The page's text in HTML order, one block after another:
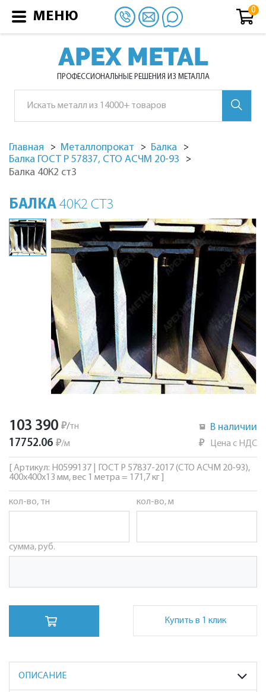
APEX METAL
ПРОФЕССИОНАЛЬНЫЕ РЕШЕНИЯ ИЗ МЕТАЛЛА
Главная Металлопрокат
Балка
Балка ГОСТ Р 57837, СТО АСЧМ 20-93
Балка 40К2 ст3
БАЛКА 40К2 СТ3
103 390 ₽/тн
17752.06 ₽/м
В наличии
₽ Цена с НДС
[ Артикул: Н0599137 | ГОСТ Р 57837-2017 (СТО АСЧМ 20-93),
400х400х13 мм, вес 1 метра = 171,7 кг ]
кол-во, тн кол-во, м
сумма, руб.
Купить в 1 клик
ОПИСАНИЕ
МЕНЮ